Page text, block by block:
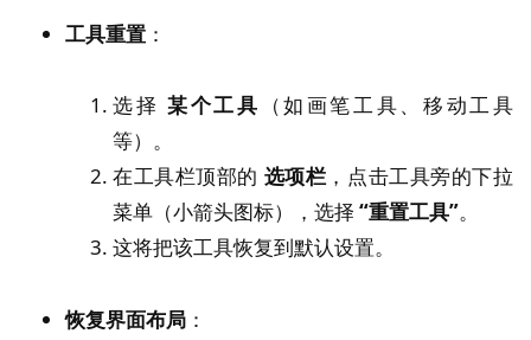
工具重置 ：
选择 某个工具
（如画笔工具、移动工具
等）。
在工具栏顶部的 选项栏 ，点击工具旁的下拉
菜单（小箭头图标），选择 “重置工具”。
这将把该工具恢复到默认设置。
恢复界面布局 ：